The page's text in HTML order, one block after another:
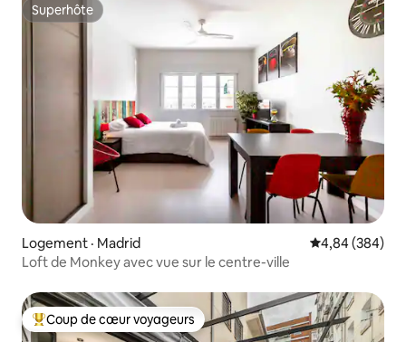
Superhôte
Superhôte
Logement · Madrid Note
4,84 (384)
Loft de Monkey avec vue sur le centre-ville
Coup de cœur voyageurs parmi les plus aimés
Coup de cœur voyageurs